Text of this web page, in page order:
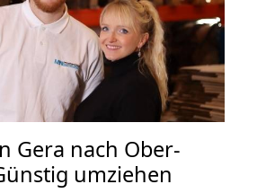
Gera nach Ober-
umziehen